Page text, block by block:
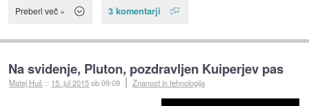
Preberi več » 3 komentarji
Na svidenje, Pluton, pozdravljen Kuiperjev pas
Matej Huš :: 15. jul 2015ob 09:09 Znanost in tehnologija